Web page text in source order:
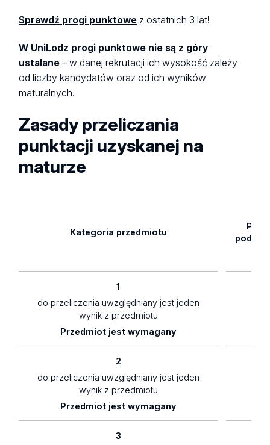
Sprawdź progi punktowe z ostatnich 3 lat!
W UniLodz progi punktowe nie są z góry
ustalane– w danej rekrutacji ich wysokość zależy
od liczby kandydatów oraz od ich wyników
maturalnych.
Zasady przeliczania
punktacji uzyskanej na
maturze
Kategoria przedmiotu
1
do przeliczenia uwzględniany jest jeden
wynik z przedmiotu
Przedmiot jest wymagany
2
do przeliczenia uwzględniany jest jeden
wynik z przedmiotu
Przedmiot jest wymagany
3